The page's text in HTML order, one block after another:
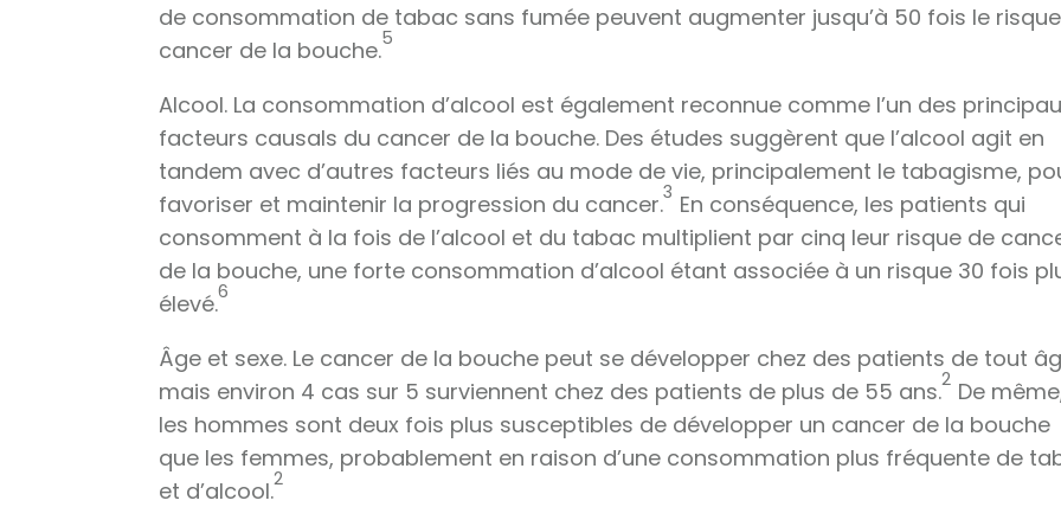
de consommation de tabac sans fumée peuvent augmenter jusqu’à 50 fois le
cancer de la bouche.5
Alcool. La consommation d’alcool est également reconnue comme l’un des
facteurs causals du cancer de la bouche. Des études suggèrent que l’alcool agit en
tandem avec d’autres facteurs liés au mode de vie, principalement le tabagisme,
favoriser et maintenir la progression du cancer.3 En conséquence, les patients qui
consomment à la fois de l’alcool et du tabac multiplient par cinq leur risque de
de la bouche, une forte consommation d’alcool étant associée à un risque 30 fois
élevé.6
Âge et sexe. Le cancer de la bouche peut se développer chez des patients de tout
mais environ 4 cas sur 5 surviennent chez des patients de plus de 55 ans.2 De
les hommes sont deux fois plus susceptibles de développer un cancer de la bouche
que les femmes, probablement en raison d’une consommation plus fréquente de
et d’alcool.2